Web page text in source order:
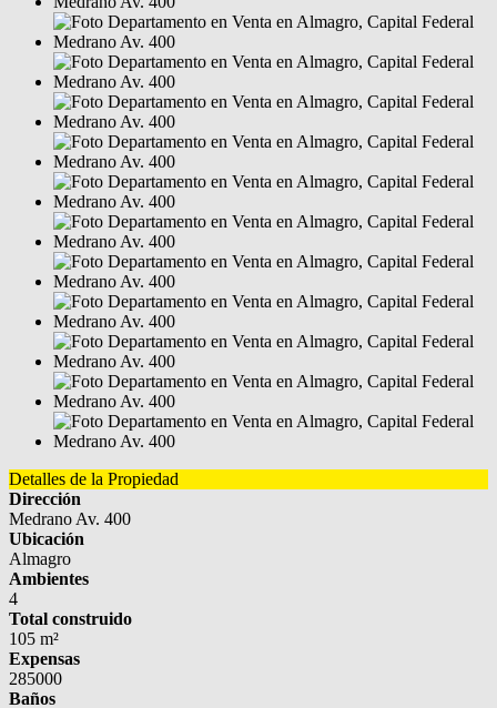
Detalles de la Propiedad
Dirección
Medrano Av. 400
Ubicación
Almagro
Ambientes
4
Total construido
105 m²
Expensas
285000
Baños